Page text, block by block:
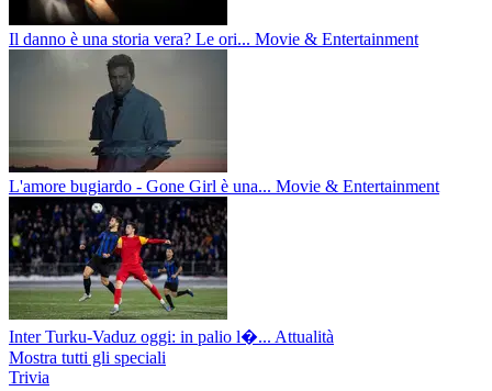
Il danno è una storia vera? Le ori... Movie & Entertainment
L'amore bugiardo - Gone Girl è una... Movie & Entertainment
Inter Turku-Vaduz oggi: in palio l�... Attualità
Mostra tutti gli speciali
Trivia